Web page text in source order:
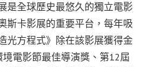
是全球歷史最悠久的獨立電影
斯卡影展的重要平台，每年吸
光方程式》除在該影展獲得金
電影節最佳導演獎、第12屆